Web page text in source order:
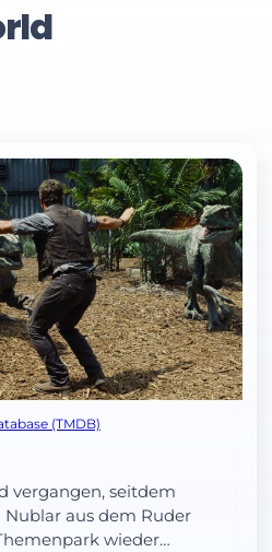
(TMDB)
vergangen, seitdem
Nublar aus dem Ruder
wieder